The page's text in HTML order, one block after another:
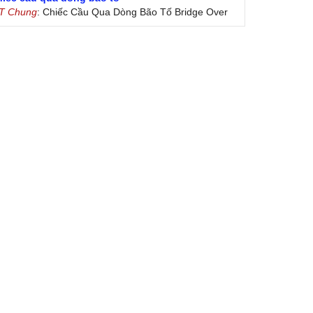
Chung: Chiếc Cầu Qua Dòng Bão Tố Bridge Over
Water by Simon & Garfunkel (Released